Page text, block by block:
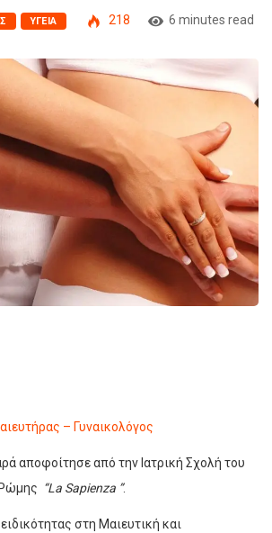
ΥΓΕΊΑ 218 6 minutes read
– Γυναικολόγος
αποφοίτησε από την Ιατρική Σχολή του
“La Sapienza ”.
στη Μαιευτική και